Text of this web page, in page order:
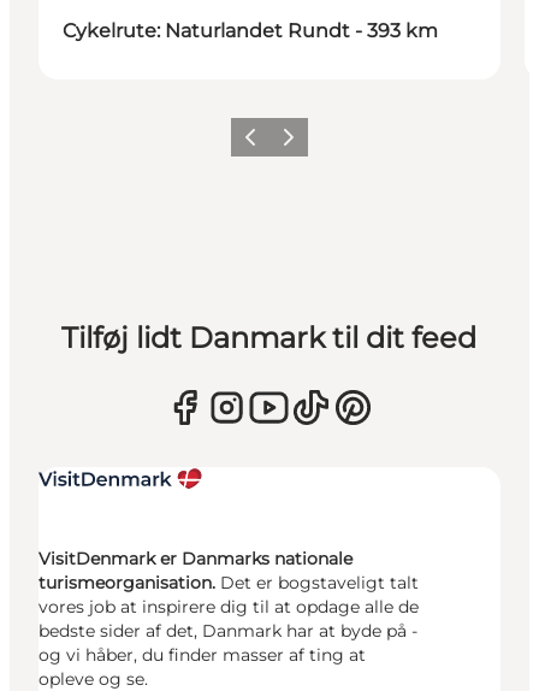
Cykelrute: Naturlandet Rundt - 393 km
ForrigeNæste
Tilføj lidt Danmark til dit feed
VisitDenmark er Danmarks nationale
turismeorganisation. Det er bogstaveligt talt
vores job at inspirere dig til at opdage alle de
bedste sider af det, Danmark har at byde på -
og vi håber, du finder masser af ting at
opleve og se.